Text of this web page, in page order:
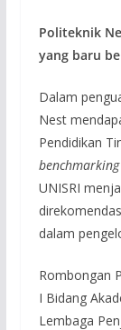
Politeknik
yang baru
Dalam
Nest
Pendidikan
benchmarking
UNISRI
dalam
Rombongan
I Bidang
Lembaga